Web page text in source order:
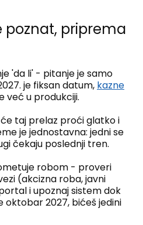
poznat, priprema
'da li' - pitanje je samo
je fiksan datum, kazne
već u produkciji.
će taj prelaz proći glatko i
je jednostavna: jedni se
čekaju poslednji tren.
robom - proveri
(akcizna roba, javni
i upoznaj sistem dok
oktobar 2027, bićeš jedini